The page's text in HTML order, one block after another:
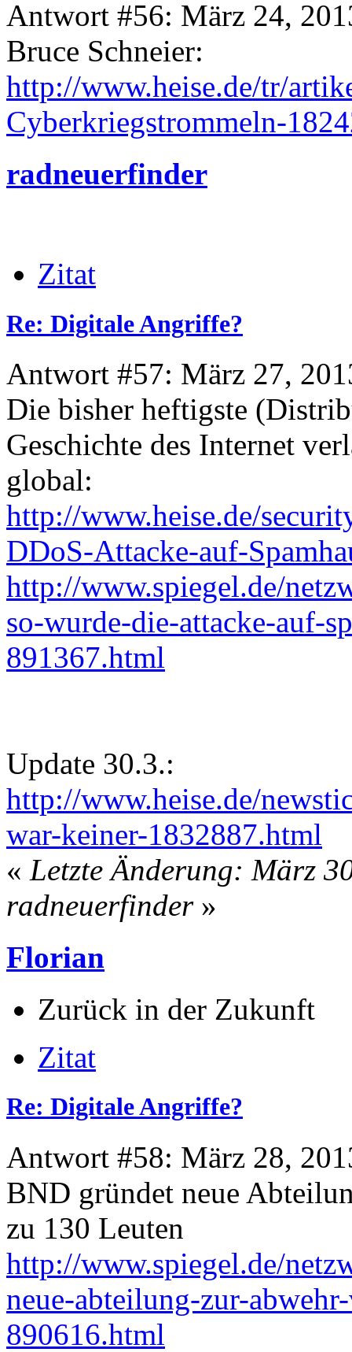
Antwort #56: März 24,
Bruce Schneier:
http://www.heise.de/tr/
Cyberkriegstrommeln-
radneuerfinder
Zitat
Re: Digitale Angriffe?
Antwort #57: März 27,
Die bisher heftigste
Geschichte des Internet
global:
http://www.heise.de/
DDoS-Attacke-auf-
http://www.spiegel.de/
so-wurde-die-attacke-auf-
891367.html
Update 30.3.:
http://www.heise.de/
war-keiner-1832887.html
« Letzte Änderung: März
radneuerfinder»
Florian
Zurück in der Zukunft
Zitat
Re: Digitale Angriffe?
Antwort #58: März 28,
BND gründet neue
zu 130 Leuten
http://www.spiegel.de/
neue-abteilung-zur-
890616.html